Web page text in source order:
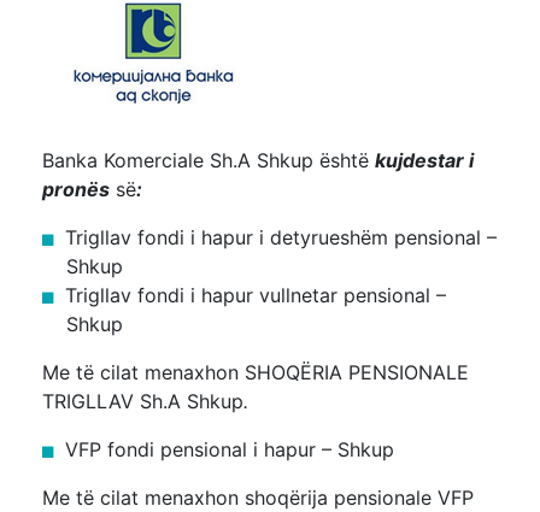
Banka Komerciale Sh.A Shkup është kujdestar i
pronës së:
Trigllav fondi i hapur i detyrueshëm pensional –
Shkup
Trigllav fondi i hapur vullnetar pensional –
Shkup
Me të cilat menaxhon SHOQËRIA PENSIONALE
TRIGLLAV Sh.A Shkup.
VFP fondi pensional i hapur – Shkup
Me të cilat menaxhon shoqërija pensionale VFP